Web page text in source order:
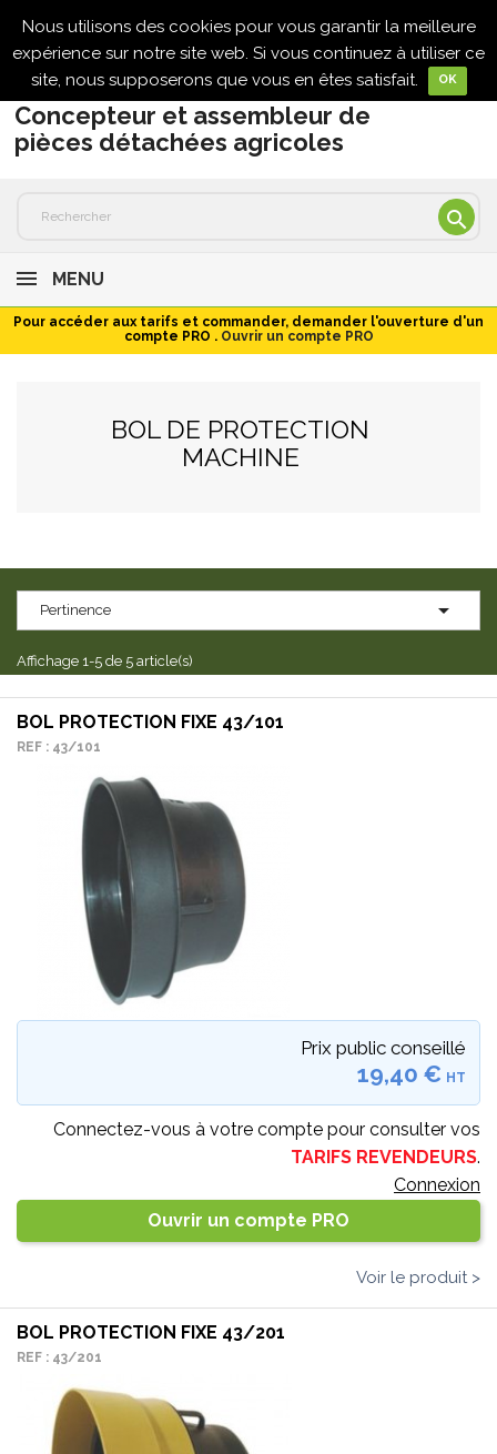
Nous utilisons des cookies pour vous garantir la meilleure
expérience sur notre site web. Si vous continuez à utiliser ce
site, nous supposerons que vous en êtes satisfait.
OK

Concepteur et assembleur de
pièces détachées agricoles

MENU
Pour accéder aux tarifs et commander, demander l'ouverture d'un
compte PRO .Ouvrir un compte PRO
BOL DE PROTECTION
MACHINE
Pertinence 
Affichage 1-5 de 5 article(s)
BOL PROTECTION FIXE 43/101
REF : 43/101
Prix public conseillé
19,40 € HT
Connectez-vous à votre compte pour consulter vos
TARIFS REVENDEURS.
Connexion
Ouvrir un compte PRO
Voir le produit >
BOL PROTECTION FIXE 43/201
REF : 43/201